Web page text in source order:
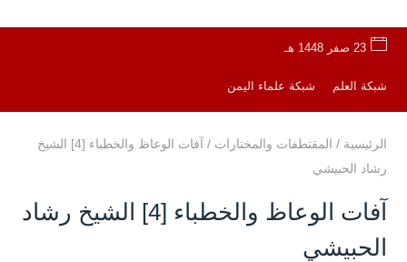
23 صفر 1448 هـ
شبكة العلم شبكة علماء اليمن
الرئيسية / المقتطفات والمختارات /
آفات الوعاظ والخطباء [4] الشيخ
رشاد الحبيشي
آفات الوعاظ والخطباء [4] الشيخ رشاد
الحبيشي